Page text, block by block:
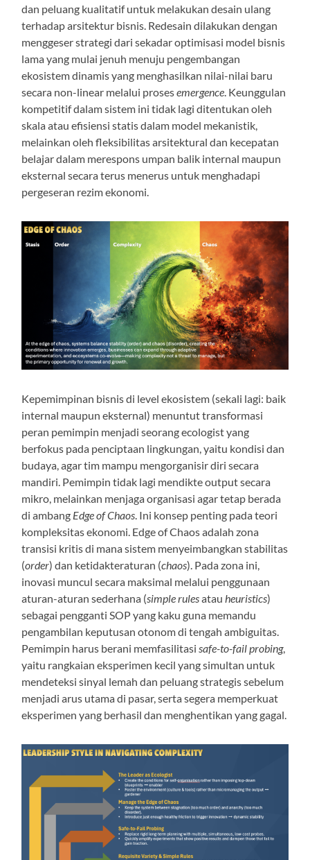
dan peluang kualitatif untuk melakukan desain ulang
terhadap arsitektur bisnis. Redesain dilakukan dengan
menggeser strategi dari sekadar optimisasi model bisnis
lama yang mulai jenuh menuju pengembangan
ekosistem dinamis yang menghasilkan nilai-nilai baru
secara non-linear melalui prosesemergence. Keunggulan
kompetitif dalam sistem ini tidak lagi ditentukan oleh
skala atau efisiensi statis dalam model mekanistik,
melainkan oleh fleksibilitas arsitektural dan kecepatan
belajar dalam merespons umpan balik internal maupun
eksternal secara terus menerus untuk menghadapi
pergeseran rezim ekonomi.
Kepemimpinan bisnis di level ekosistem (sekali lagi: baik
internal maupun eksternal) menuntut transformasi
peran pemimpin menjadi seorang ecologist yang
berfokus pada penciptaan lingkungan, yaitu kondisi dan
budaya, agar tim mampu mengorganisir diri secara
mandiri. Pemimpin tidak lagi mendikte output secara
mikro, melainkan menjaga organisasi agar tetap berada
di ambang Edge of Chaos. Ini konsep penting pada teori
kompleksitas ekonomi. Edge of Chaos adalah zona
transisi kritis di mana sistem menyeimbangkan stabilitas
(order) dan ketidakteraturan (chaos). Pada zona ini,
inovasi muncul secara maksimal melalui penggunaan
aturan-aturan sederhana (simple rulesatauheuristics)
sebagai pengganti SOP yang kaku guna memandu
pengambilan keputusan otonom di tengah ambiguitas.
Pemimpin harus berani memfasilitasisafe-to-fail probing,
yaitu rangkaian eksperimen kecil yang simultan untuk
mendeteksi sinyal lemah dan peluang strategis sebelum
menjadi arus utama di pasar, serta segera memperkuat
eksperimen yang berhasil dan menghentikan yang gagal.